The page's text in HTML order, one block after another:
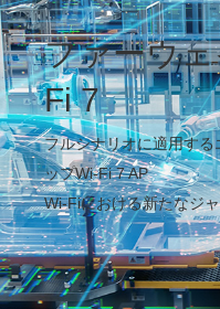
ファーウ
Fi 7
フルシナリオに適用す
ップWi-Fi 7 AP
Wi-Fiにおける新たなジ